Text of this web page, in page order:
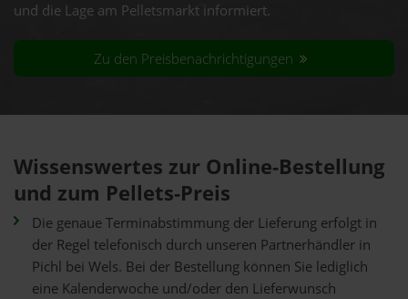
und die Lage am Pelletsmarkt informiert.
Zu den Preisbenachrichtigungen
Wissenswertes zur Online-Bestellung
und zum Pellets-Preis
Die genaue Terminabstimmung der Lieferung erfolgt in
der Regel telefonisch durch unseren Partnerhändler in
Pichl bei Wels. Bei der Bestellung können Sie lediglich
eine Kalenderwoche und/oder den Lieferwunsch